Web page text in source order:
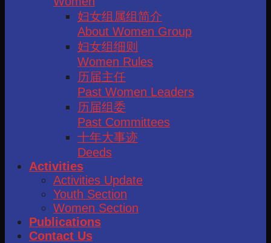
妇女组属组简介
About Women Group
妇女组细则
Women Rules
历届主任
Past Women Leaders
历届组委
Past Committees
十年大事迹
Deeds
Activities
Activities Update
Youth Section
Women Section
Publications
Contact Us